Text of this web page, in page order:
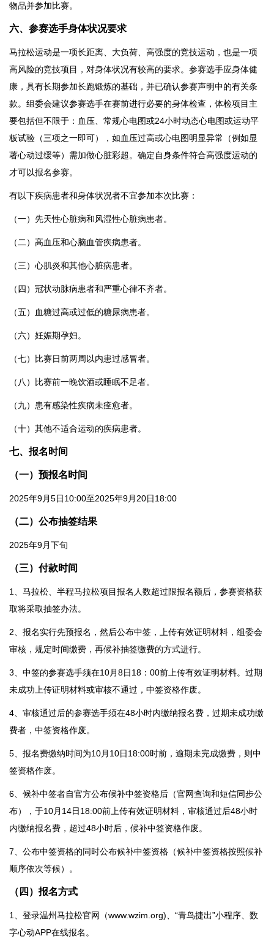
物品并参加比赛。
六、参赛选手身体状况要求
马拉松运动是一项长距离、大负荷、高强度的竞技运动，也是一项
高风险的竞技项目，对身体状况有较高的要求。参赛选手应身体健
康，具有长期参加长跑锻炼的基础，并已确认参赛声明中的有关条
款。组委会建议参赛选手在赛前进行必要的身体检查，体检项目主
要包括但不限于：血压、常规心电图或24小时动态心电图或运动平
板试验（三项之一即可），如血压过高或心电图明显异常（例如显
著心动过缓等）需加做心脏彩超。确定自身条件符合高强度运动的
才可以报名参赛。
有以下疾病患者和身体状况者不宜参加本次比赛：
（一）先天性心脏病和风湿性心脏病患者。
（二）高血压和心脑血管疾病患者。
（三）心肌炎和其他心脏病患者。
（四）冠状动脉病患者和严重心律不齐者。
（五）血糖过高或过低的糖尿病患者。
（六）妊娠期孕妇。
（七）比赛日前两周以内患过感冒者。
（八）比赛前一晚饮酒或睡眠不足者。
（九）患有感染性疾病未痊愈者。
（十）其他不适合运动的疾病患者。
七、报名时间
（一）预报名时间
2025年9月5日10:00至2025年9月20日18:00
（二）公布抽签结果
2025年9月下旬
（三）付款时间
1、马拉松、半程马拉松项目报名人数超过限报名额后，参赛资格获
取将采取抽签办法。
2、报名实行先预报名，然后公布中签，上传有效证明材料，组委会
审核，规定时间缴费，再候补抽签缴费的方式进行。
3、中签的参赛选手须在10月8日18：00前上传有效证明材料。过期
未成功上传证明材料或审核不通过，中签资格作废。
4、审核通过后的参赛选手须在48小时内缴纳报名费，过期未成功缴
费者，中签资格作废。
5、报名费缴纳时间为10月10日18:00时前，逾期未完成缴费，则中
签资格作废。
6、候补中签者自官方公布候补中签资格后（官网查询和短信同步公
布），于10月14日18:00前上传有效证明材料，审核通过后48小时
内缴纳报名费，超过48小时后，候补中签资格作废。
7、公布中签资格的同时公布候补中签资格（候补中签资格按照候补
顺序依次等候）。
（ 四 ）报名方式
1、登录温州马拉松官网（www.wzim.org)、“青鸟捷出”小程序、数
字心动APP在线报名。